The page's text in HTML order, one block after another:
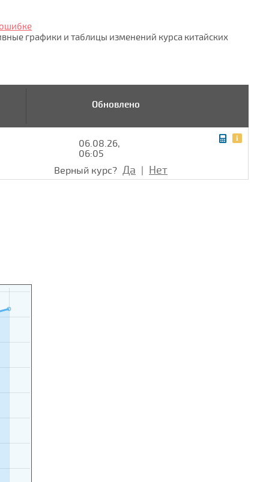
графики и таблицы изменений курса китайских
Обновлено
06.08.26,
06:05
Верный курс? Да Нет